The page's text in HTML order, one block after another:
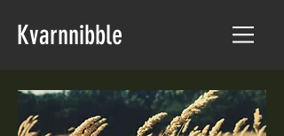
Kvarnnibble